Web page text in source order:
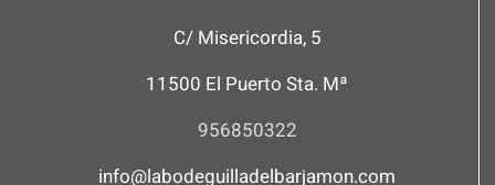
C/ Misericordia, 5
11500 El Puerto Sta. Mª
956850322
info@labodeguilladelbarjamon.com